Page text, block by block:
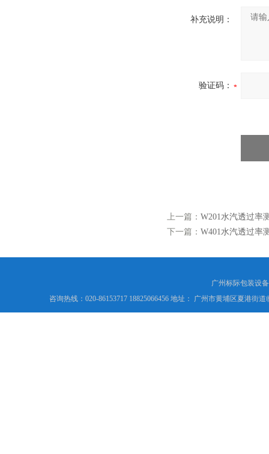
补充说明：
验证码：
上一篇： W201水汽透过率
下一篇： W401水汽透过率
广州标际包装设
咨询热线：020-86153717 18825066456 地址： 广州市黄埔区夏港街